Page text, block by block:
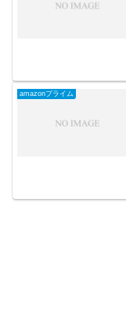
amazonプライム